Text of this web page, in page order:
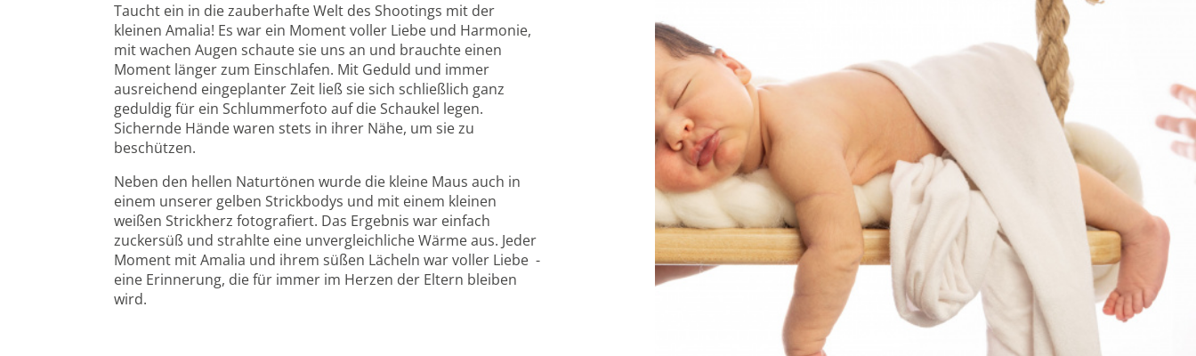
Taucht ein in die zauberhafte Welt des Shootings mit der
kleinen Amalia! Es war ein Moment voller Liebe und Harmonie,
mit wachen Augen schaute sie uns an und brauchte einen
Moment länger zum Einschlafen. Mit Geduld und immer
ausreichend eingeplanter Zeit ließ sie sich schließlich ganz
geduldig für ein Schlummerfoto auf die Schaukel legen.
Sichernde Hände waren stets in ihrer Nähe, um sie zu
beschützen.
Neben den hellen Naturtönen wurde die kleine Maus auch in
einem unserer gelben Strickbodys und mit einem kleinen
weißen Strickherz fotografiert. Das Ergebnis war einfach
zuckersüß und strahlte eine unvergleichliche Wärme aus. Jeder
Moment mit Amalia und ihrem süßen Lächeln war voller Liebe -
eine Erinnerung, die für immer im Herzen der Eltern bleiben
wird.